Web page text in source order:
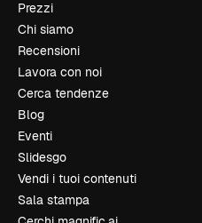
Prezzi
Chi siamo
Recensioni
Lavora con noi
Cerca tendenze
Blog
Eventi
Slidesgo
Vendi i tuoi contenuti
Sala stampa